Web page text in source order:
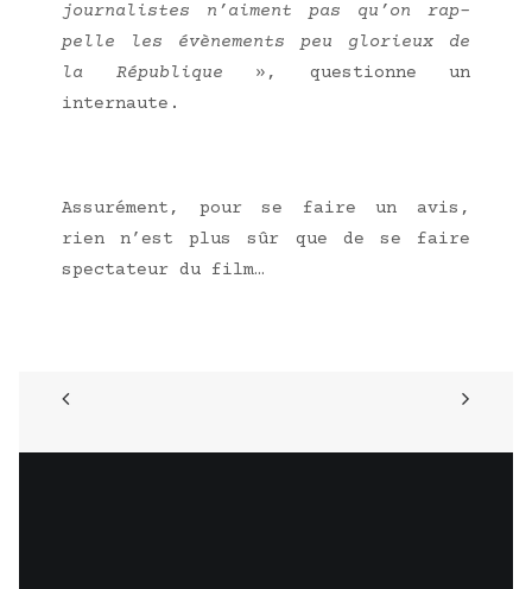
jour­na­listes n’aiment pas qu’on rap­
pelle les évè­ne­ments peu glo­rieux de
la Répu­blique », ques­tionne un
internaute.
Assu­ré­ment, pour se faire un avis,
rien n’est plus sûr que de se faire
spec­ta­teur du film…